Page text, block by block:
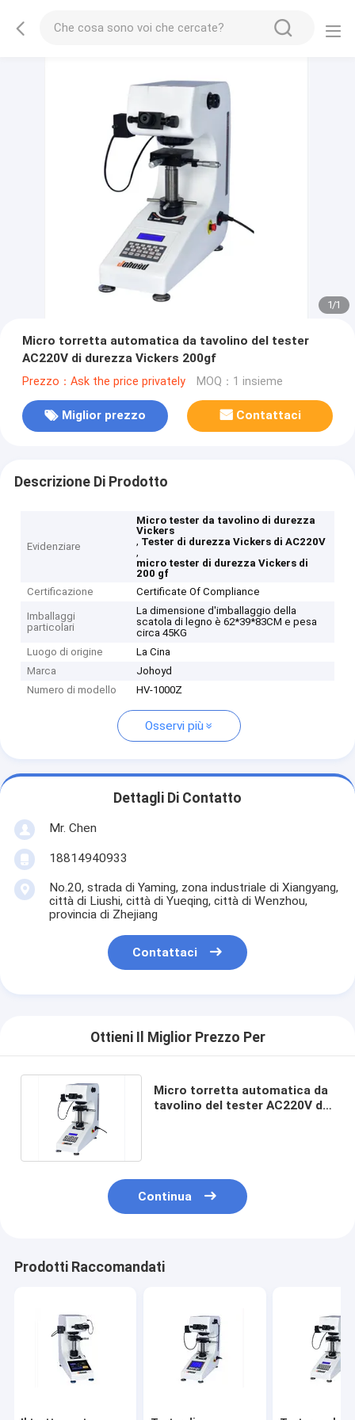
1/1
Micro torretta automatica da tavolino del tester
AC220V di durezza Vickers 200gf
Prezzo：Ask the price privately MOQ：1 insieme
Miglior prezzo Contattaci
Descrizione Di Prodotto
Evidenziare
Micro tester da tavolino di durezza
Vickers
, Tester di durezza Vickers di AC220V
,
micro tester di durezza Vickers di
200 gf
Certificazione
Certificate Of Compliance
Imballaggi
particolari
La dimensione d'imballaggio della
scatola di legno è 62*39*83CM e pesa
circa 45KG
Luogo di origine
La Cina
Marca
Johoyd
Numero di modello
HV-1000Z
Osservi più
Dettagli Di Contatto
Mr. Chen
18814940933
No.20, strada di Yaming, zona industriale di Xiangyang,
città di Liushi, città di Yueqing, città di Wenzhou,
provincia di Zhejiang
Contattaci
Ottieni Il Miglior Prezzo Per
Micro torretta automatica da
tavolino del tester AC220V di
Continua
Prodotti Raccomandati